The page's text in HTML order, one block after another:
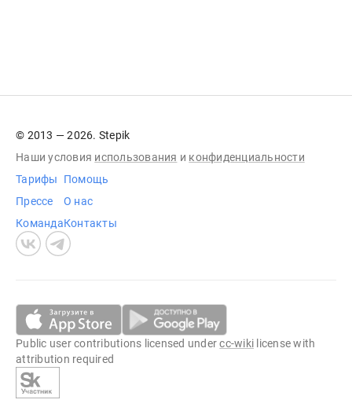
© 2013 — 2026. Stepik
Наши условия использования и конфиденциальности
Тарифы
Прессе
Команда
Помощь
О нас
Контакты
Public user contributions licensed undercc-wiki license with
attribution required